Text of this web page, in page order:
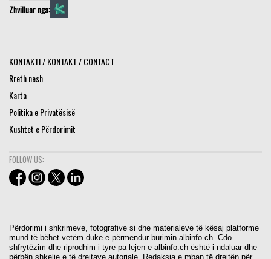
Zhvilluar nga:
KONTAKTI / KONTAKT / CONTACT
Rreth nesh
Karta
Politika e Privatësisë
Kushtet e Përdorimit
FOLLOW US:
Përdorimi i shkrimeve, fotografive si dhe materialeve të kësaj platforme
mund të bëhet vetëm duke e përmendur burimin albinfo.ch. Cdo
shfrytëzim dhe riprodhim i tyre pa lejen e albinfo.ch është i ndaluar dhe
përbën shkelje e të drejtave autoriale. Redaksia e mban të drejtën për